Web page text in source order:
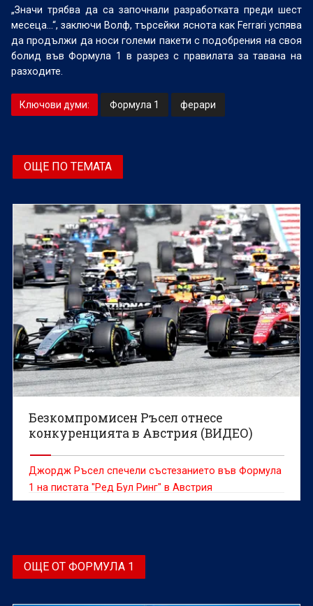
„Значи трябва да са започнали разработката преди шест
месеца…“, заключи Волф, търсейки яснота как Ferrari успява
да продължи да носи големи пакети с подобрения на своя
болид във Формула 1 в разрез с правилата за тавана на
разходите.
Ключови думи: Формула 1 ферари
ОЩЕ ПО ТЕМАТА
Безкомпромисен Ръсел отнесе
конкуренцията в Австрия (ВИДЕО)
Джордж Ръсел спечели състезанието във Формула
1 на пистата "Ред Бул Ринг" в Австрия
ОЩЕ ОТ ФОРМУЛА 1